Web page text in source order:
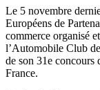
Le 5 novembre
Européens de
commerce organisé
l’Automobile Club
de son 31e concours
France.